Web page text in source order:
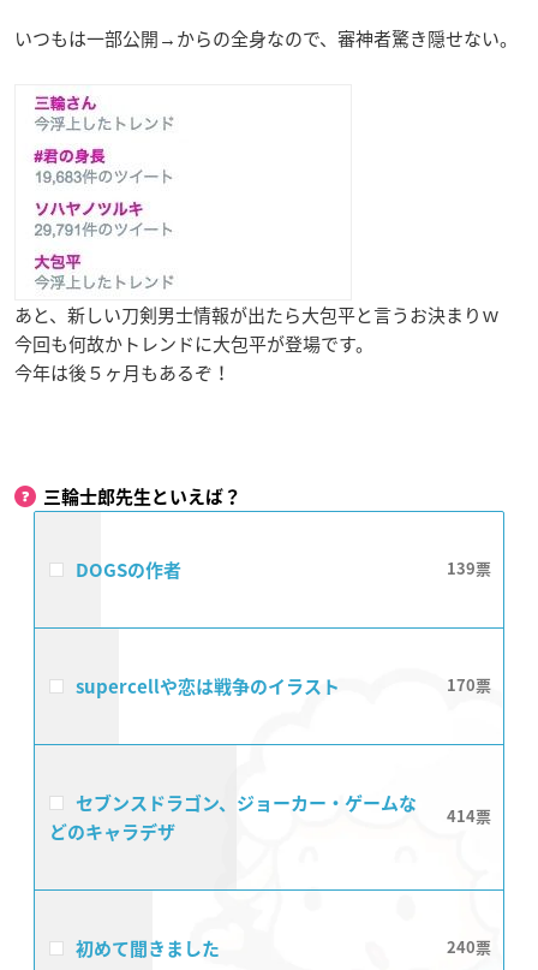
いつもは一部公開→からの全身なので、審神者驚き隠せない。
あと、新しい刀剣男士情報が出たら大包平と言うお決まりｗ
今回も何故かトレンドに大包平が登場です。
今年は後５ヶ月もあるぞ！
三輪士郎先生といえば？
DOGSの作者 139
supercellや恋は戦争のイラスト 170
セブンスドラゴン、ジョーカー・ゲームな
どのキャラデザ
414
初めて聞きました 240